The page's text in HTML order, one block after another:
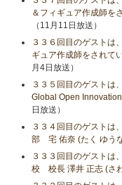
＆フィギュア作成師を
（11月11日放送）
３３６回目のゲストは
ギュア作成師をされて
月4日放送）
３３５回目のゲストは
Global Open
日放送）
３３４回目のゲストは
部 宅 佑奈 (たく ゆう
３３３回目のゲストは
校 校長 澤井 正志 (さ